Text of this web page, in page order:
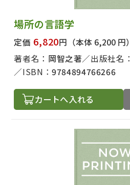
場所の言語学
定価 6,820円 （本体 6,200 円）
著者名： 岡智之著 出版社名：
ISBN：9784894766266
カートへ入れる